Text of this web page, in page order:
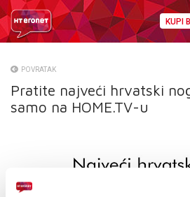
KUPI
O NAMA
VELEPRODAJA
POVRATAK
Pratite najveći hrvatski
samo na HOME.TV-u